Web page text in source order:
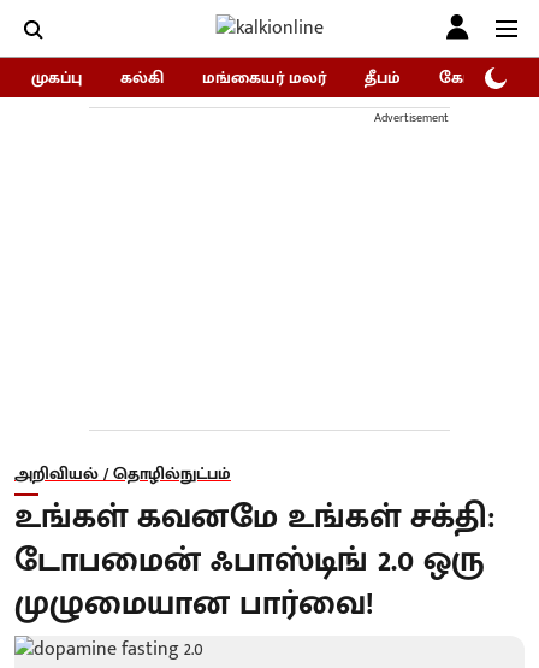
முகப்பு கல்கி மங்கையர் மலர் தீபம் கோகுலம்/
Advertisement
அறிவியல் / தொழில்நுட்பம்
உங்கள் கவனமே உங்கள் சக்தி:
டோபமைன் ஃபாஸ்டிங் 2.0 ஒரு
முழுமையான பார்வை!